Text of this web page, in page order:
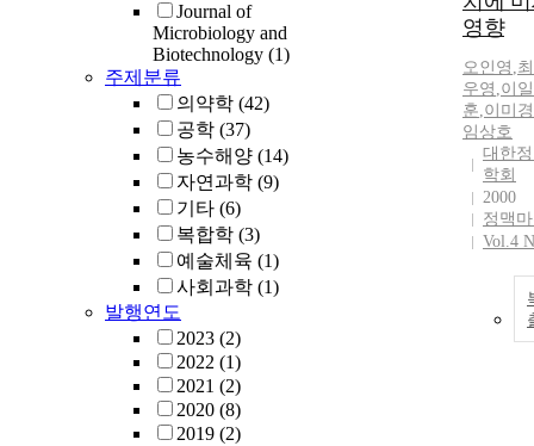
Journal of
Microbiology and
Biotechnology (1)
주제분류
의약학 (42)
공학 (37)
농수해양 (14)
자연과학 (9)
기타 (6)
복합학 (3)
예술체육 (1)
사회과학 (1)
발행연도
2023 (2)
2022 (1)
2021 (2)
2020 (8)
2019 (2)
영향
오인영 ,
우영 ,이
훈,이미경
임상호
대한
학회
2000
정맥
Vol.4